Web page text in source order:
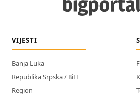
VIJESTI
Banja Luka
Republika Srpska / BiH
Region